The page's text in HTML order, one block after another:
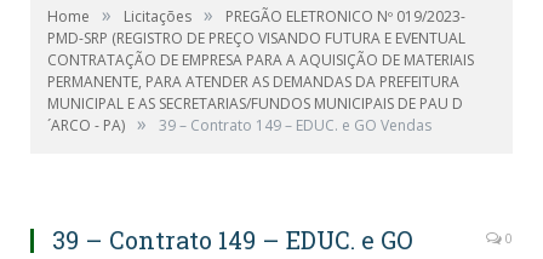
Home » Licitações »
PREGÃO ELETRONICO Nº 019/2023-
PMD-SRP (REGISTRO DE PREÇO VISANDO FUTURA E EVENTUAL
CONTRATAÇÃO DE EMPRESA PARA A AQUISIÇÃO DE MATERIAIS
PERMANENTE, PARA ATENDER AS DEMANDAS DA PREFEITURA
MUNICIPAL E AS SECRETARIAS/FUNDOS MUNICIPAIS DE PAU D
´ARCO - PA) » 39 – Contrato 149 – EDUC. e GO Vendas
39 – Contrato 149 – EDUC. e GO
0